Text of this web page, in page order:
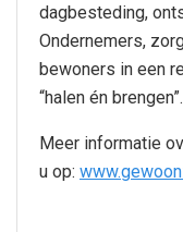
dagbesteding,
Ondernemers,
bewoners in een
“halen én brengen”.
Meer informatie
u op: